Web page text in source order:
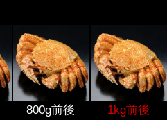
800g前後
1kg前後